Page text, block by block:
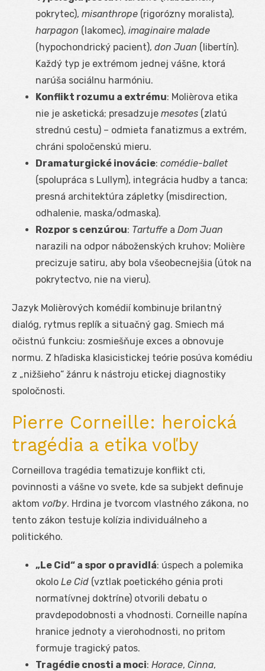
pokrytec), misanthrope (rigorózny moralista),
harpagon (lakomec), imaginaire malade
(hypochondrický pacient), don Juan (libertín).
Každý typ je extrémom jednej vášne, ktorá
narúša sociálnu harmóniu.
Konflikt rozumu a extrému: Molièrova etika
nie je asketická; presadzuje mesotes (zlatú
strednú cestu) – odmieta fanatizmus a extrém,
chráni spoločenskú mieru.
Dramaturgické inovácie: comédie-ballet
(spolupráca s Lullym), integrácia hudby a tanca;
presná architektúra zápletky (misdirection,
odhalenie, maska/odmaska).
Rozpor s cenzúrou: Tartuffe a Dom Juan
narazili na odpor náboženských kruhov; Molière
precizuje satiru, aby bola všeobecnejšia (útok na
pokrytectvo, nie na vieru).
Jazyk Molièrových komédií kombinuje brilantný
dialóg, rytmus replík a situačný gag. Smiech má
očistnú funkciu: zosmiešňuje exces a obnovuje
normu. Z hľadiska klasicistickej teórie posúva komédiu
z „nižšieho“ žánru k nástroju etickej diagnostiky
spoločnosti.
Pierre Corneille: heroická
tragédia a etika voľby
Corneillova tragédia tematizuje konflikt cti,
povinnosti a vášne vo svete, kde sa subjekt definuje
aktom voľby. Hrdina je tvorcom vlastného zákona, no
tento zákon testuje kolízia individuálneho a
politického.
„Le Cid“ a spor o pravidlá: úspech a polemika
okolo Le Cid (vztlak poetického génia proti
normatívnej doktríne) otvorili debatu o
pravdepodobnosti a vhodnosti. Corneille napína
hranice jednoty a vierohodnosti, no pritom
formuje tragický patos.
Tragédie cnosti a moci: Horace, Cinna,